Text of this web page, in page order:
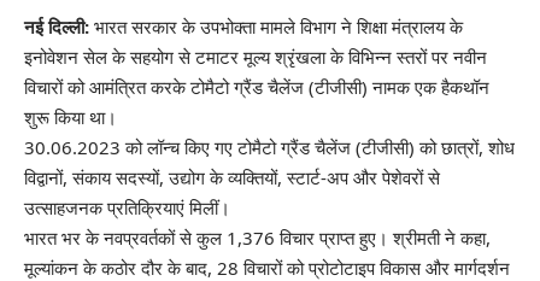
नई दिल्ली: भारत सरकार के उपभोक्ता मामले विभाग ने शिक्षा मंत्रालय के
इनोवेशन सेल के सहयोग से टमाटर मूल्य श्रृंखला के विभिन्न स्तरों पर नवीन
विचारों को आमंत्रित करके टोमैटो ग्रैंड चैलेंज (टीजीसी) नामक एक हैकथॉन
शुरू किया था।
30.06.2023 को लॉन्च किए गए टोमैटो ग्रैंड चैलेंज (टीजीसी) को छात्रों, शोध
विद्वानों, संकाय सदस्यों, उद्योग के व्यक्तियों, स्टार्ट-अप और पेशेवरों से
उत्साहजनक प्रतिक्रियाएं मिलीं।
भारत भर के नवप्रवर्तकों से कुल 1,376 विचार प्राप्त हुए। श्रीमती ने कहा,
मूल्यांकन के कठोर दौर के बाद, 28 विचारों को प्रोटोटाइप विकास और मार्गदर्शन